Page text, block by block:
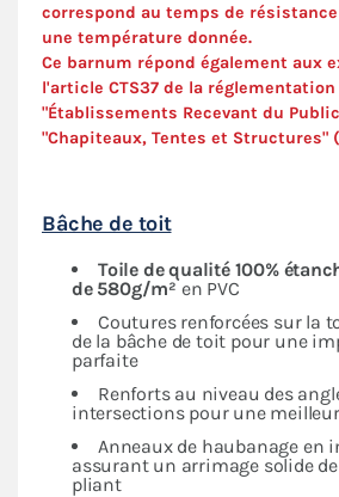
correspond au temps de
une température donnée.
Ce barnum répond également aux
l'article CTS37 de la réglementation
"Établissements Recevant du
"Chapiteaux, Tentes et Structures" (
Bâche de toit
Toile de qualité 100%
de 580g/m²en PVC
Coutures renforcées sur la
de la bâche de toit pour une
parfaite
Renforts au niveau des
intersections pour une
Anneaux de haubanage en
assurant un arrimage solide
pliant